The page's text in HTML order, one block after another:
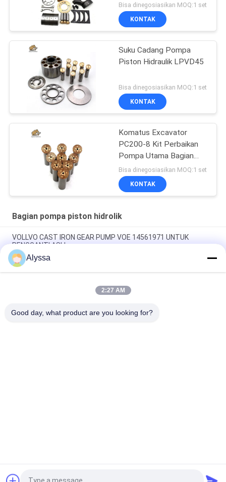
Bisa dinegosiasikan MOQ:1 set
KONTAK
Suku Cadang Pompa
Piston Hidraulik LPVD45
Bisa dinegosiasikan MOQ:1 set
KONTAK
Komatus Excavator
PC200-8 Kit Perbaikan
Pompa Utama Bagian
Pompa Hidraulik Pompa
Piston Layanan
Perbaikan Pemeliharaan
Bisa dinegosiasikan MOQ:1 set
KONTAK
Bagian pompa piston hidrolik
VOLLVO CAST IRON GEAR PUMP VOE 14561971 UNTUK
PENGGANTI ASLI
VOLLVO CAST IRON GEAR PUMP VOE 14537295 UNTUK
PENGGANTI ASLI
VOLLVO CAST IRON GEAR PUMP VOE 14782798 UNTUK
Alyssa
2:27 AM
Good day, what product are you looking for?